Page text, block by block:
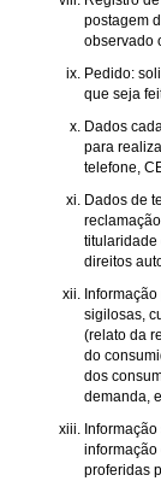
postagem
observado
Pedido:
que seja
Dados
para
telefone,
Dados de
titularidade
direitos
sigilosas,
(relato da
do
dos
demanda,
proferidas